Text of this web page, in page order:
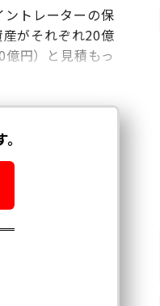
ントレーターの保
がそれぞれ20億
円）と見積もっ